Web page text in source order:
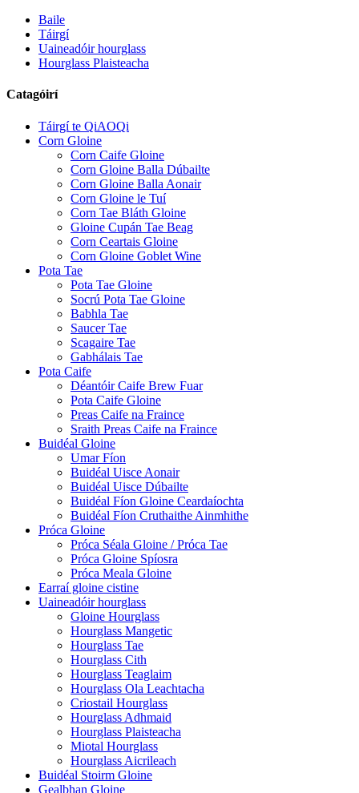
Baile
Táirgí
Uaineadóir hourglass
Hourglass Plaisteacha
Catagóirí
Táirgí te QiAOQi
Corn Gloine
Corn Caife Gloine
Corn Gloine Balla Dúbailte
Corn Gloine Balla Aonair
Corn Gloine le Tuí
Corn Tae Bláth Gloine
Gloine Cupán Tae Beag
Corn Ceartais Gloine
Corn Gloine Goblet Wine
Pota Tae
Pota Tae Gloine
Socrú Pota Tae Gloine
Babhla Tae
Saucer Tae
Scagaire Tae
Gabhálais Tae
Pota Caife
Déantóir Caife Brew Fuar
Pota Caife Gloine
Preas Caife na Fraince
Sraith Preas Caife na Fraince
Buidéal Gloine
Umar Fíon
Buidéal Uisce Aonair
Buidéal Uisce Dúbailte
Buidéal Fíon Gloine Ceardaíochta
Buidéal Fíon Cruthaithe Ainmhithe
Próca Gloine
Próca Séala Gloine / Próca Tae
Próca Gloine Spíosra
Próca Meala Gloine
Earraí gloine cistine
Uaineadóir hourglass
Gloine Hourglass
Hourglass Mangetic
Hourglass Tae
Hourglass Cith
Hourglass Teaglaim
Hourglass Ola Leachtacha
Criostail Hourglass
Hourglass Adhmaid
Hourglass Plaisteacha
Miotal Hourglass
Hourglass Aicrileach
Buidéal Stoirm Gloine
Gealbhan Gloine